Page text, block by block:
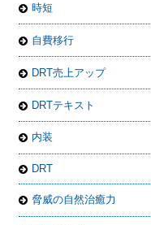
時短
自費移行
DRT売上アップ
DRTテキスト
内装
DRT
脅威の自然治癒力